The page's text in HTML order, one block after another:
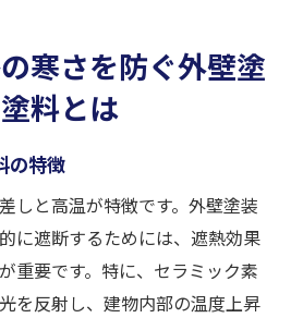
寒さを防ぐ外壁塗
料とは
の特徴
しと高温が特徴です。外壁塗装
に遮断するためには、遮熱効果
重要です。特に、セラミック素
を反射し、建物内部の温度上昇